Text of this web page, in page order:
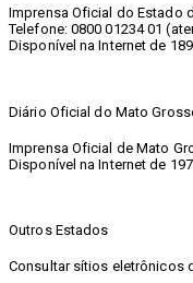
Imprensa Oficial do Estado
Telefone: 0800 01234 01
Disponível na Internet de
Diário Oficial do Mato
Imprensa Oficial de Mato
Disponível na Internet de
Outros Estados
Consultar sítios eletrônicos